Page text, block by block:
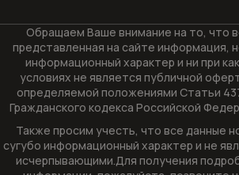
Обращаем Ваше внимание на то, что
представленная на сайте информация,
информационный характер и ни при
условиях не является публичной
определяемой положениями Статьи
Гражданского кодекса Российской
Также просим учесть, что все данные
сугубо информационный характер и не
исчерпывающими.Для получения